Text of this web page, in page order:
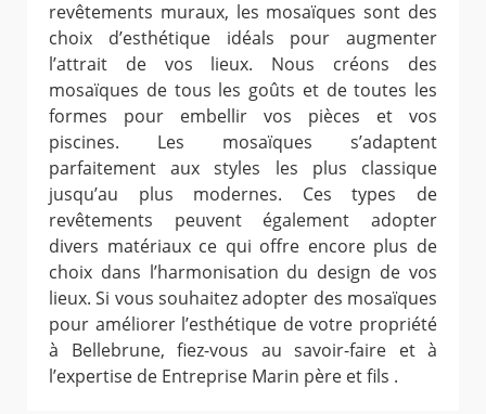
revêtements muraux, les mosaïques sont des
choix d’esthétique idéals pour augmenter
l’attrait de vos lieux. Nous créons des
mosaïques de tous les goûts et de toutes les
formes pour embellir vos pièces et vos
piscines. Les mosaïques s’adaptent
parfaitement aux styles les plus classique
jusqu’au plus modernes. Ces types de
revêtements peuvent également adopter
divers matériaux ce qui offre encore plus de
choix dans l’harmonisation du design de vos
lieux. Si vous souhaitez adopter des mosaïques
pour améliorer l’esthétique de votre propriété
à Bellebrune, fiez-vous au savoir-faire et à
l’expertise de Entreprise Marin père et fils .